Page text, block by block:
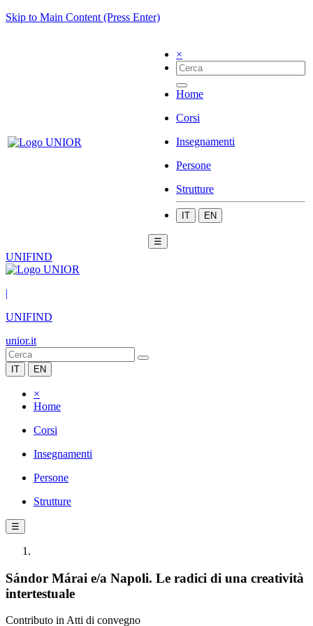
Skip to Main Content (Press Enter)
×
Home
Corsi
Insegnamenti
Persone
Strutture
IT EN
☰
UNIFIND
|
UNIFIND
unior.it
IT EN
×
Home
Corsi
Insegnamenti
Persone
Strutture
☰
Sándor Márai e/a Napoli. Le radici di una creatività
intertestuale
Contributo in Atti di convegno